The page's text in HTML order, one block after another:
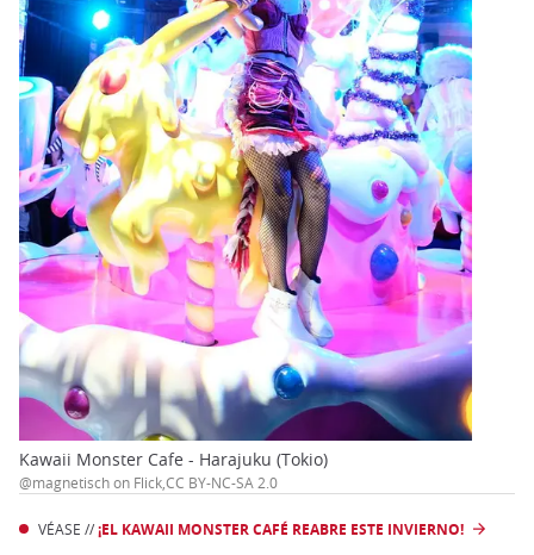
Kawaii Monster Cafe - Harajuku (Tokio)
@magnetisch on Flick,CC BY-NC-SA 2.0
VÉASE //¡EL KAWAII MONSTER CAFÉ REABRE ESTE INVIERNO!